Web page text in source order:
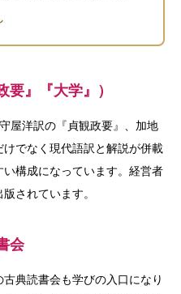
』『大学』）
屋洋訳の『貞観政要』、加地
でなく現代語訳と解説が併載
構成になっています。経営者
されています。
会
典読書会も学びの入口になり